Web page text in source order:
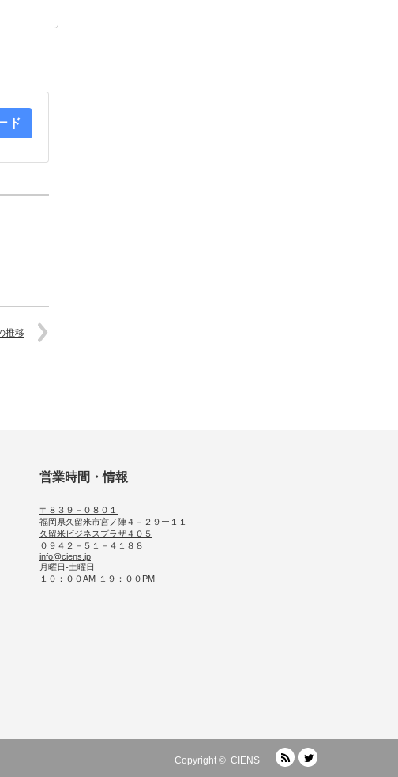
ド
推移
営業時間・情報
〒８３９－０８０１
福岡県久留米市宮ノ陣４－２９ー１１
久留米ビジネスプラザ４０５
０９４２－５１－４１８８
info@ciens.jp
月曜日-土曜日
１０：００AM-１９：００PM
Copyright © CIENS